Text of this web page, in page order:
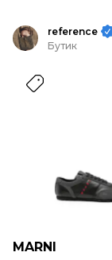
reference
Бутик
MARNI